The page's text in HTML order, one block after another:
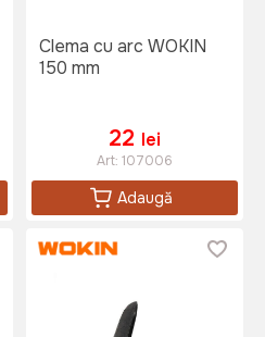
Clema cu arc WOKIN
150 mm
22 lei
Art: 107006
Adaugă